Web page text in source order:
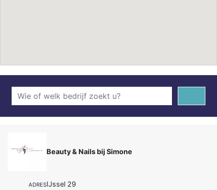
Beauty & Nails bij Simone
ADRESIJssel 29